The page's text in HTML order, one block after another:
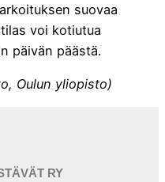
suovaa
voi kotiutua
päivän päästä.
Oulun yliopisto)
RY